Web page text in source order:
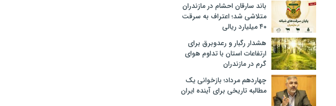
باند سارقان احشام در مازندران
متلاشی شد؛ اعتراف به سرقت
۴۰ میلیارد ریالی
هشدار رگبار و رعدوبرق برای
ارتفاعات استان با تداوم هوای
گرم در مازندران
چهاردهم مرداد؛ بازخوانی یک
مطالبه تاریخی برای آینده ایران